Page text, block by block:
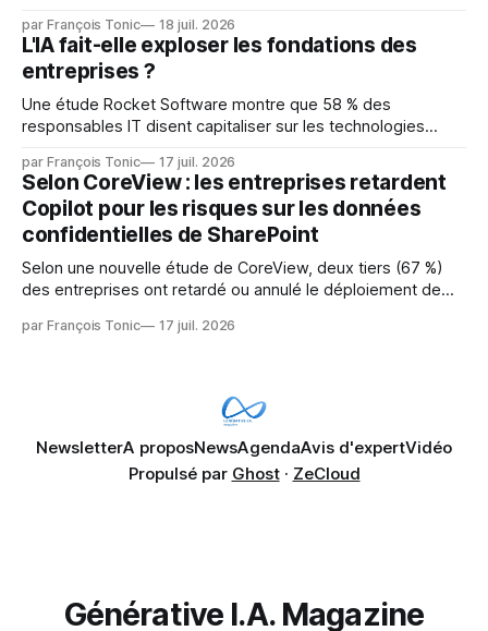
mainteneurs — irréalisable. Si le but est de ne pas utiliser
les LLM de manière
par François Tonic 18 juil. 2026
L'IA fait-elle exploser les fondations des
entreprises ?
Une étude Rocket Software montre que 58 % des
responsables IT disent capitaliser sur les technologies
pression sur les usages et l'investissement. Cette pression
révèle un écart entre l'ambition et la préparation.
par François Tonic 17 juil. 2026
Selon CoreView : les entreprises retardent
Copilot pour les risques sur les données
confidentielles de SharePoint
Selon une nouvelle étude de CoreView, deux tiers (67 %)
des entreprises ont retardé ou annulé le déploiement de
données confidentielles de SharePoint. Les trois quarts (75
par François Tonic 17 juil. 2026
NewsletterA proposNewsAgendaAvis d'expertVidéo
Propulsé par Ghost· ZeCloud
Générative I.A. Magazine